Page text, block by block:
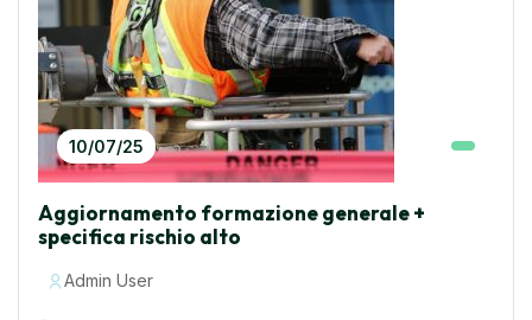
10/07/25
Aggiornamento formazione generale +
specifica rischio alto
Admin User